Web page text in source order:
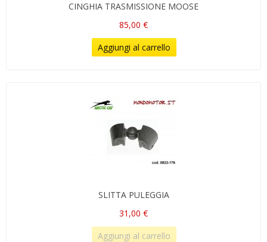
CINGHIA TRASMISSIONE MOOSE
85,00 €
Aggiungi al carrello
SLITTA PULEGGIA
31,00 €
Aggiungi al carrello